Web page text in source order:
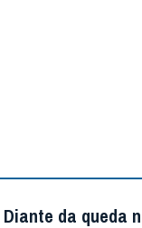
Diante da queda